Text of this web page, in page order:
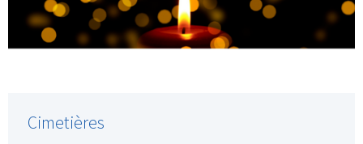
Cimetières